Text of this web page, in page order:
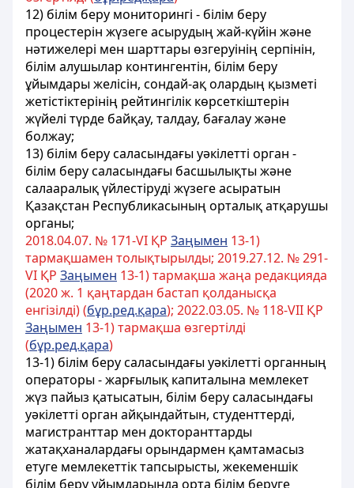
12) білім беру мониторингі - білім беру
процестерін жүзеге асырудың жай-күйін және
нәтижелері мен шарттары өзгеруінің серпінін,
білім алушылар контингентін, білім беру
ұйымдары желісін, сондай-ақ олардың қызметі
жетістіктерінің рейтингілік көрсеткіштерін
жүйелі түрде байқау, талдау, бағалау және
болжау;
13) білім беру саласындағы уәкілетті орган -
білім беру саласындағы басшылықты және
салааралық үйлестіруді жүзеге асыратын
Қазақстан Республикасының орталық атқарушы
органы;
2018.04.07. № 171-VІ ҚР Заңымен 13-1)
тармақшамен толықтырылды; 2019.27.12. № 291-
VІ ҚР Заңымен 13-1) тармақша жаңа редакцияда
(2020 ж. 1 қаңтардан бастап қолданысқа
енгізілді) (бұр.ред.қара); 2022.03.05. № 118-VII ҚР
Заңымен 13-1) тармақша өзгертілді
(бұр.ред.қара)
13-1) білім беру саласындағы уәкілетті органның
операторы - жарғылық капиталына мемлекет
жүз пайыз қатысатын, білім беру саласындағы
уәкілетті орган айқындайтын, студенттерді,
магистранттар мен докторанттарды
жатақханалардағы орындармен қамтамасыз
етуге мемлекеттік тапсырысты, жекеменшік
білім беру ұйымдарында орта білім беруге